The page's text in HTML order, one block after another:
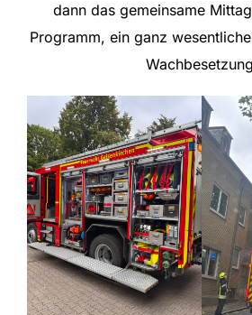
dann das gemeinsame
Programm, ein ganz